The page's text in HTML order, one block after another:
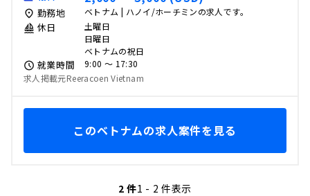
勤務地 ベトナム | ハノイ/ホーチミンの求人です。
休日
土曜日
日曜日
ベトナムの祝日
就業時間
9:00 〜 17:30
求人掲載元Reeracoen Vietnam
このベトナムの求人案件を見る
2 件1 - 2 件表示